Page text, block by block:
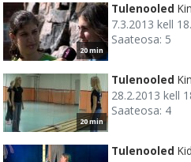
20 min
Tulenooled
7.3.2013 kell
Saateosa: 5
20 min
Tulenooled
28.2.2013 kell
Saateosa: 4
Tulenooled